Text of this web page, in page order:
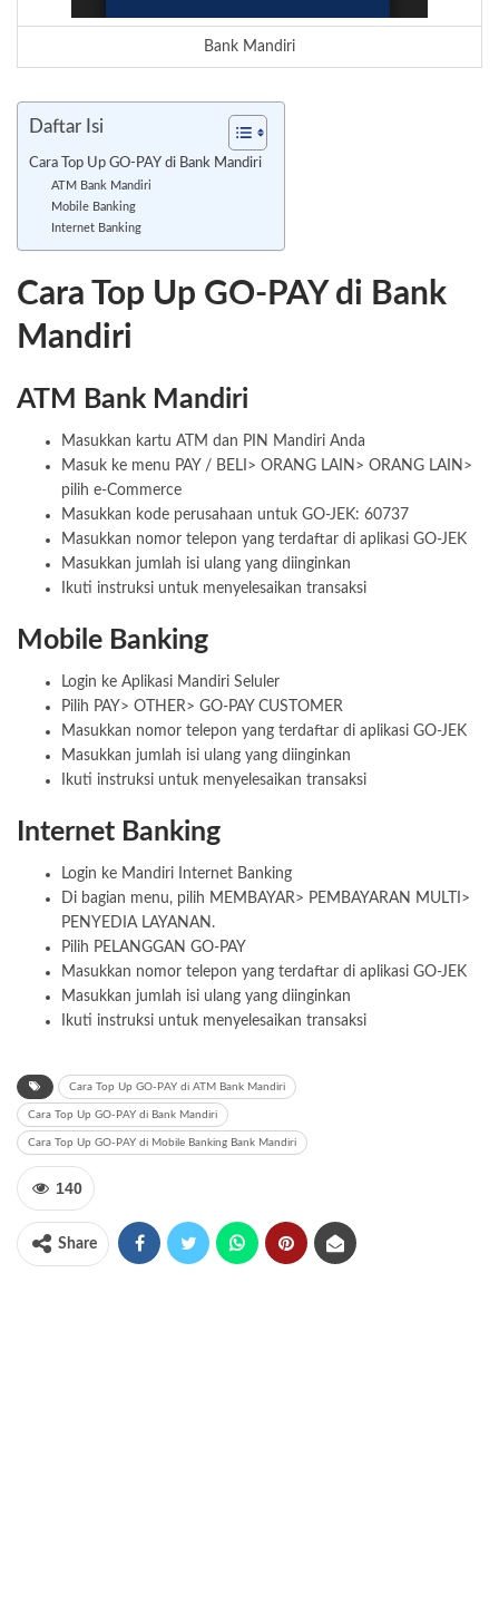
Bank Mandiri
Daftar Isi
Cara Top Up GO-PAY di Bank Mandiri
ATM Bank Mandiri
Mobile Banking
Internet Banking
Cara Top Up GO-PAY di Bank
Mandiri
ATM Bank Mandiri
Masukkan kartu ATM dan PIN Mandiri Anda
Masuk ke menu PAY / BELI> ORANG LAIN> ORANG LAIN>
pilih e-Commerce
Masukkan kode perusahaan untuk GO-JEK: 60737
Masukkan nomor telepon yang terdaftar di aplikasi GO-JEK
Masukkan jumlah isi ulang yang diinginkan
Ikuti instruksi untuk menyelesaikan transaksi
Mobile Banking
Login ke Aplikasi Mandiri Seluler
Pilih PAY> OTHER> GO-PAY CUSTOMER
Masukkan nomor telepon yang terdaftar di aplikasi GO-JEK
Masukkan jumlah isi ulang yang diinginkan
Ikuti instruksi untuk menyelesaikan transaksi
Internet Banking
Login ke Mandiri Internet Banking
Di bagian menu, pilih MEMBAYAR> PEMBAYARAN MULTI>
PENYEDIA LAYANAN.
Pilih PELANGGAN GO-PAY
Masukkan nomor telepon yang terdaftar di aplikasi GO-JEK
Masukkan jumlah isi ulang yang diinginkan
Ikuti instruksi untuk menyelesaikan transaksi
Cara Top Up GO-PAY di ATM Bank Mandiri
Cara Top Up GO-PAY di Bank Mandiri
Cara Top Up GO-PAY di Mobile Banking Bank Mandiri
140
Share